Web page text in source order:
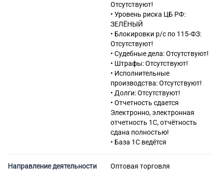
офисной мебелью
46.69 Торговля оптовая
прочими машинами и
оборудованием
46.72 Торговля оптовая
металлами и металлическими
рудами
46.73 Торговля оптовая
лесоматериалами,
строительными материалами
и санитарно-техническим
оборудованием
46.74 Торговля оптовая
скобяными изделиями,
оборудованием и
Отсутствуют!
• Уровень риска ЦБ РФ:
ЗЕЛЁНЫЙ
• Блокировки р/с по 115-ФЗ:
Отсутствуют!
• Судебные дела: Отсутствуют!
• Штрафы: Отсутствуют!
• Исполнительные
производства: Отсутствуют!
• Долги: Отсутствуют!
• Отчетность сдается
Электронно, электронная
отчетность 1С, отчётность
сдана полностью!
• База 1С ведётся
Направление деятельности Оптовая торговля